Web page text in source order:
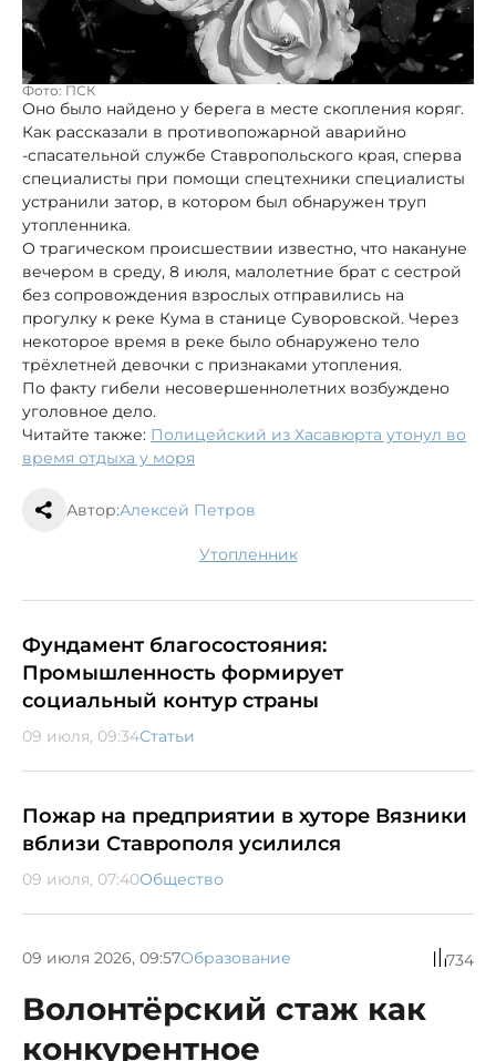
Фото: ПСК
Оно было найдено у берега в месте скопления коряг.
Как рассказали в противопожарной аварийно
-спасательной службе Ставропольского края, сперва
специалисты при помощи спецтехники специалисты
устранили затор, в котором был обнаружен труп
утопленника.
О трагическом происшествии известно, что накануне
вечером в среду, 8 июля, малолетние брат с сестрой
без сопровождения взрослых отправились на
прогулку к реке Кума в станице Суворовской. Через
некоторое время в реке было обнаружено тело
трёхлетней девочки с признаками утопления.
По факту гибели несовершеннолетних возбуждено
уголовное дело.
Читайте также: Полицейский из Хасавюрта утонул во
время отдыха у моря
Автор:Алексей Петров
утопленник
Фундамент благосостояния:
Промышленность формирует
социальный контур страны
09 июля, 09:34Статьи
Пожар на предприятии в хуторе Вязники
вблизи Ставрополя усилился
09 июля, 07:40Общество
09 июля 2026, 09:57Образование 734
Волонтёрский стаж как
конкурентное